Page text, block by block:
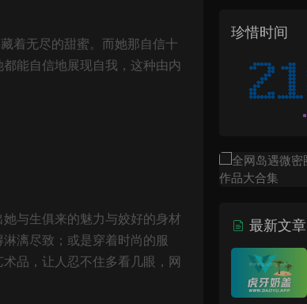
着无尽的甜蜜。而她那自信十
能自信地展现自我，这种由内
与生俱来的魅力与姣好的身材
漓尽致；或是穿着时尚的服
品，让人忍不住多看几眼，网
珍惜时间
最新文章